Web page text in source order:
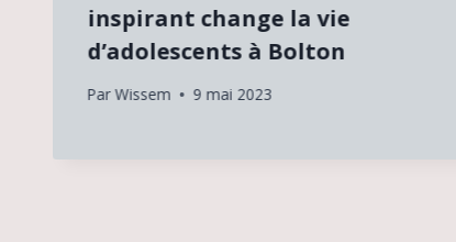
inspirant change la vie
d’adolescents à Bolton
ParWissem 9 mai 2023